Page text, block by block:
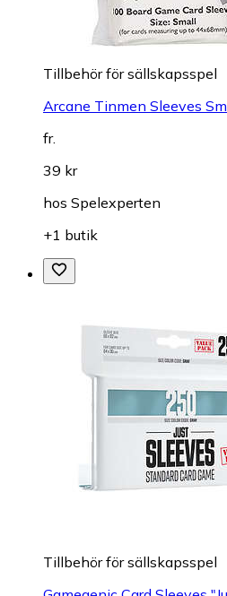
Tillbehör för sällskapsspel
Arcane Tinmen Sleeves
fr.
39 kr
hos Spelexperten
+1 butik
Tillbehör för sällskapsspel